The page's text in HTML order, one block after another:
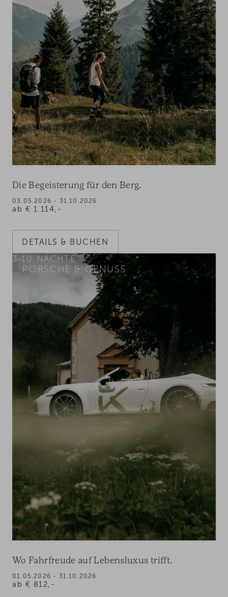
Die Begeisterung für den Berg.
ab € 1.114,-
03.05.2026 - 31.10.2026
DETAILS & BUCHEN
PORSCHE & GENUSS
3-10 NÄCHTE
Wo Fahrfreude auf Lebensluxus trifft.
ab € 812,-
01.05.2026 - 31.10.2026